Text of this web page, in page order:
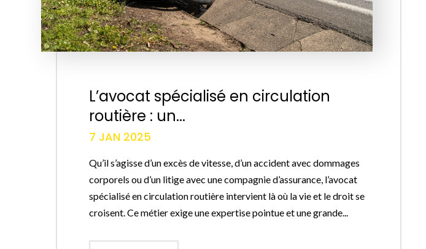
L’avocat spécialisé en circulation
routière : un...
7 JAN 2025
Qu’il s’agisse d’un excès de vitesse, d’un accident avec dommages
corporels ou d’un litige avec une compagnie d’assurance, l’avocat
spécialisé en circulation routière intervient là où la vie et le droit se
croisent. Ce métier exige une expertise pointue et une grande...